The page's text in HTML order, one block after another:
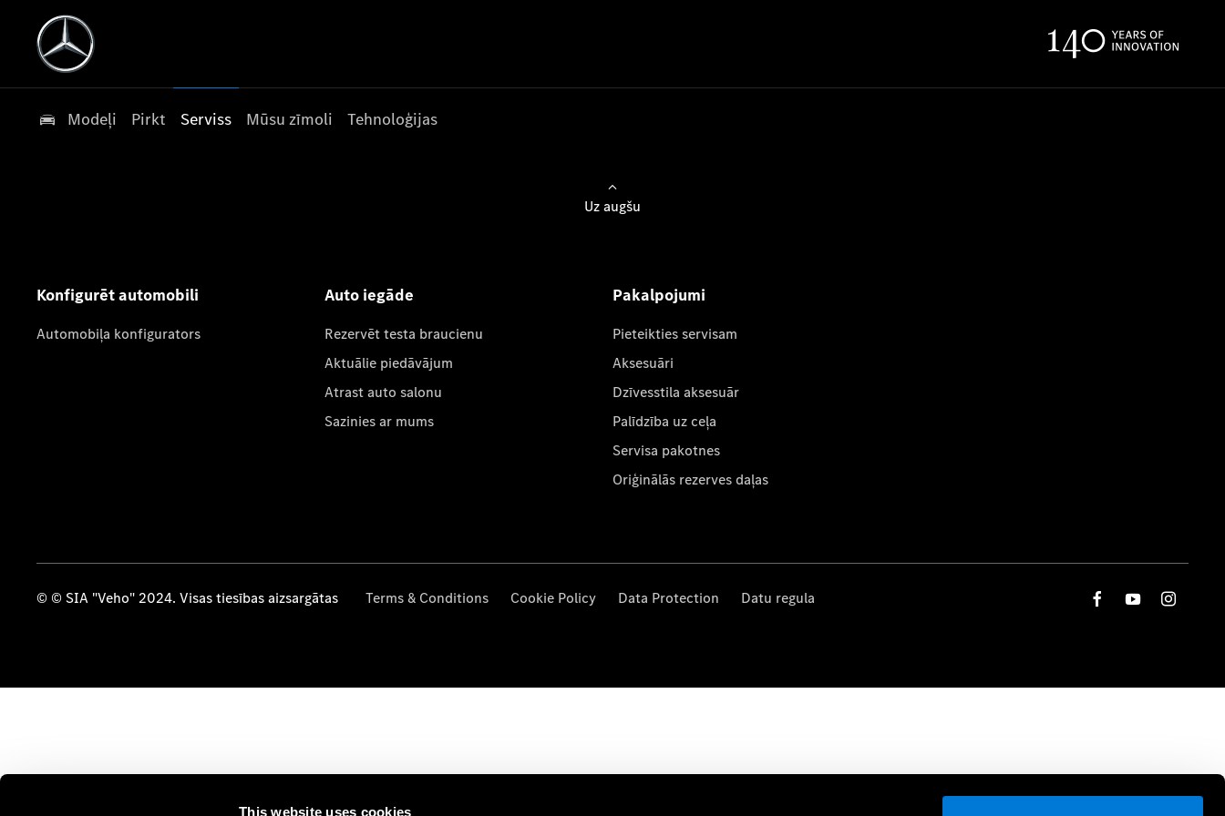
This website uses cookies
Modeļi Pirkt Serviss Mūsu zīmoli Tehnoloģijas
Uz augšu
Konfigurēt automobili
Automobiļa konfigurators
Auto iegāde
Rezervēt testa braucienu
Aktuālie piedāvājum
Atrast auto salonu
Sazinies ar mums
Pakalpojumi
Pieteikties servisam
Aksesuāri
Dzīvesstila aksesuār
Palīdzība uz ceļa
Servisa pakotnes
Oriģinālās rezerves daļas
© © SIA "Veho" 2024. Visas tiesības aizsargātas Terms & Conditions Cookie Policy Data Protection Datu regula